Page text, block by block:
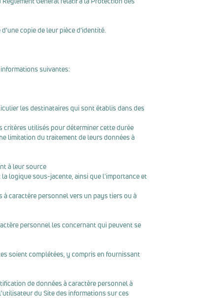
copie de leur pièce d'identité.
suivantes:
les destinataires qui sont établis dans des
critères utilisés pour déterminer cette durée
limitation du traitement de leurs données à
à leur source
logique sous-jacente, ainsi que l'importance et
caractère personnel vers un pays tiers ou à
personnel les concernant qui peuvent se
soient complétées, y compris en fournissant
de données à caractère personnel à
du Site des informations sur ces